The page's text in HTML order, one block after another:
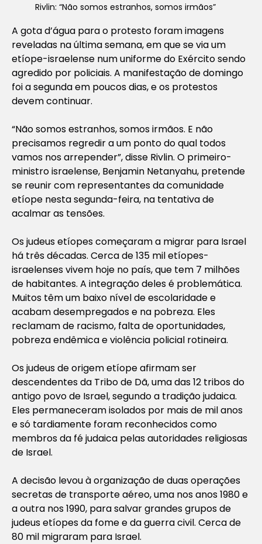
Rivlin: “Não somos estranhos, somos irmãos”
A gota d’água para o protesto foram imagens
reveladas na última semana, em que se via um
etíope-israelense num uniforme do Exército sendo
agredido por policiais. A manifestação de domingo
foi a segunda em poucos dias, e os protestos
devem continuar.
“Não somos estranhos, somos irmãos. E não
precisamos regredir a um ponto do qual todos
vamos nos arrepender”, disse Rivlin. O primeiro-
ministro israelense, Benjamin Netanyahu, pretende
se reunir com representantes da comunidade
etíope nesta segunda-feira, na tentativa de
acalmar as tensões.
Os judeus etíopes começaram a migrar para Israel
há três décadas. Cerca de 135 mil etíopes-
israelenses vivem hoje no país, que tem 7 milhões
de habitantes. A integração deles é problemática.
Muitos têm um baixo nível de escolaridade e
acabam desempregados e na pobreza. Eles
reclamam de racismo, falta de oportunidades,
pobreza endêmica e violência policial rotineira.
Os judeus de origem etíope afirmam ser
descendentes da Tribo de Dã, uma das 12 tribos do
antigo povo de Israel, segundo a tradição judaica.
Eles permaneceram isolados por mais de mil anos
e só tardiamente foram reconhecidos como
membros da fé judaica pelas autoridades religiosas
de Israel.
A decisão levou à organização de duas operações
secretas de transporte aéreo, uma nos anos 1980 e
a outra nos 1990, para salvar grandes grupos de
judeus etíopes da fome e da guerra civil. Cerca de
80 mil migraram para Israel.